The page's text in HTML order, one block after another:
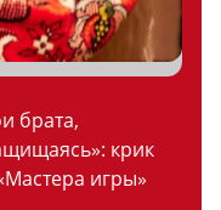
брата,
крик
игры»